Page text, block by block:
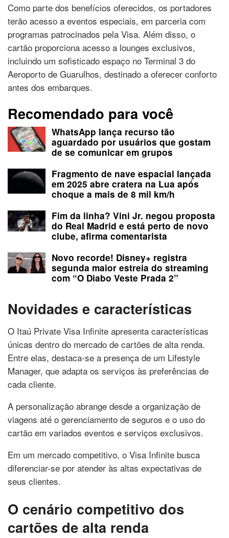
Como parte dos benefícios oferecidos, os portadores
terão acesso a eventos especiais, em parceria com
programas patrocinados pela Visa. Além disso, o
cartão proporciona acesso a lounges exclusivos,
incluindo um sofisticado espaço no Terminal 3 do
Aeroporto de Guarulhos, destinado a oferecer conforto
antes dos embarques.
Recomendado para você
WhatsApp lança recurso tão
aguardado por usuários que gostam
de se comunicar em grupos
Fragmento de nave espacial lançada
em 2025 abre cratera na Lua após
choque a mais de 8 mil km/h
Fim da linha? Vini Jr. negou proposta
do Real Madrid e está perto de novo
clube, afirma comentarista
Novo recorde! Disney+ registra
segunda maior estreia do streaming
com “O Diabo Veste Prada 2”
Novidades e características
O Itaú Private Visa Infinite apresenta características
únicas dentro do mercado de cartões de alta renda.
Entre elas, destaca-se a presença de um Lifestyle
Manager, que adapta os serviços às preferências de
cada cliente.
A personalização abrange desde a organização de
viagens até o gerenciamento de seguros e o uso do
cartão em variados eventos e serviços exclusivos.
Em um mercado competitivo, o Visa Infinite busca
diferenciar-se por atender às altas expectativas de
seus clientes.
O cenário competitivo dos
cartões de alta renda